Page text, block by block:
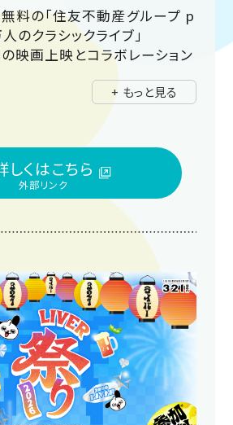
料の「住友不動産グループ p
クラシックライブ」
映画上映とコラボレーション
ちをヴァイオリン・チェロ・ピ
ひとときをお過ごしください。
+ もっと見る
しくはこちら